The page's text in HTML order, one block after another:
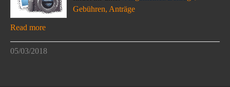
Gebühren, Anträge
Read more
05/03/2018